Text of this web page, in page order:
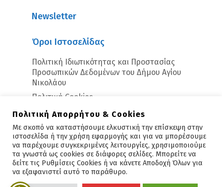
Newsletter
Όροι Ιστοσελίδας
Πολιτική Ιδιωτικότητας και Προστασίας
Προσωπικών Δεδομένων του Δήμου Αγίου
Νικολάου
Πολιτική Cookies
Copyright © 2026 - Άγιος Νικόλαος
Υλοποίηση:Polis Suite
Πολιτική Απορρήτου & Cookies
Με σκοπό να καταστήσουμε ελκυστική την επίσκεψη στην
ιστοσελίδα ή την χρήση εφαρμογής και για να μπορέσουμε
να παρέχουμε συγκεκριμένες λειτουργίες, χρησιμοποιούμε
τα γνωστά ως cookies σε διάφορες σελίδες. Μπορείτε να
δείτε τις Ρυθμίσεις Cookies ή να κάνετε Αποδοχή Όλων για
να εξαφανιστεί αυτό το παράθυρο.